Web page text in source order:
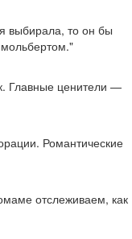
выбирала, то он бы
Главные ценители —
Романтические
отслеживаем, как